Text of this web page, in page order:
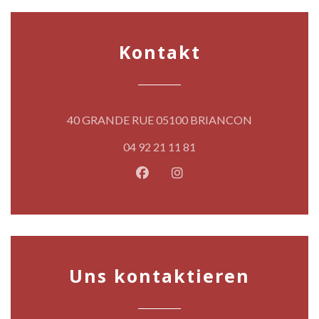
Kontakt
40 GRANDE RUE 05100 BRIANCON
04 92 21 11 81
Facebook ((öffnet ein neues
Instagram ((öffnet ein
Uns kontaktieren